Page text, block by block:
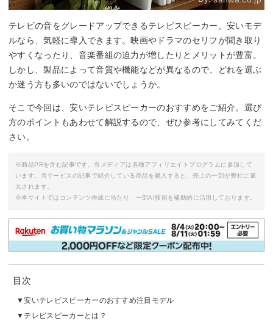
テレビの音をグレードアップできるテレビスピーカー。安いモデ
ルなら、気軽に導入できます。映画やドラマのセリフが聞き取り
やすくなったり、音楽番組の迫力が増したりとメリットが豊富。
しかし、製品によって音質や機能などが異なるので、どれを選ぶ
か迷う方も多いのではないでしょうか。
そこで今回は、安いテレビスピーカーのおすすめをご紹介。選び
方のポイントもあわせて解説するので、ぜひ参考にしてみてくだ
さい。
※商品PRを含む記事です。当メディアは各種アフィリエイトプログラムに参加して
います。当サービスの記事で紹介している商品を購入すると、売上の一部が弊社に還
元されます。
※本サイトではコンテンツ作成に当たり、一部AI技術を補助的に活用しております。
目次
安いテレビスピーカーのおすすめ注目モデル
テレビスピーカーとは？